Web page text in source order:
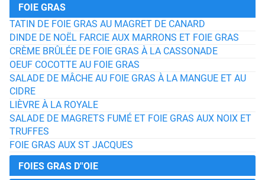
FOIE GRAS
TATIN DE FOIE GRAS AU MAGRET DE CANARD
DINDE DE NOËL FARCIE AUX MARRONS ET FOIE GRAS
CRÈME BRÛLÉE DE FOIE GRAS À LA CASSONADE
OEUF COCOTTE AU FOIE GRAS
SALADE DE MÂCHE AU FOIE GRAS À LA MANGUE ET AU
CIDRE
LIÈVRE À LA ROYALE
SALADE DE MAGRETS FUMÉ ET FOIE GRAS AUX NOIX ET
TRUFFES
FOIE GRAS AUX ST JACQUES
FOIES GRAS D''OIE